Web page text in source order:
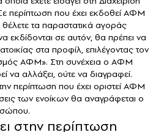
περίπτωση που έχει εκδοθεί ΑΦΜ
θέλετε τα παραστατικά αγοράς
εκδίδονται σε αυτόν, θα πρέπει να
στα προφίλ, επιλέγοντας τον
ΑΦΜ». Στη συνέχεια ο ΑΦΜ
να αλλάξει, ούτε να διαγραφεί.
περίπτωση που έχει οριστεί ΑΦΜ
των ενοίκων θα αναγράφεται ο
στην περίπτωση